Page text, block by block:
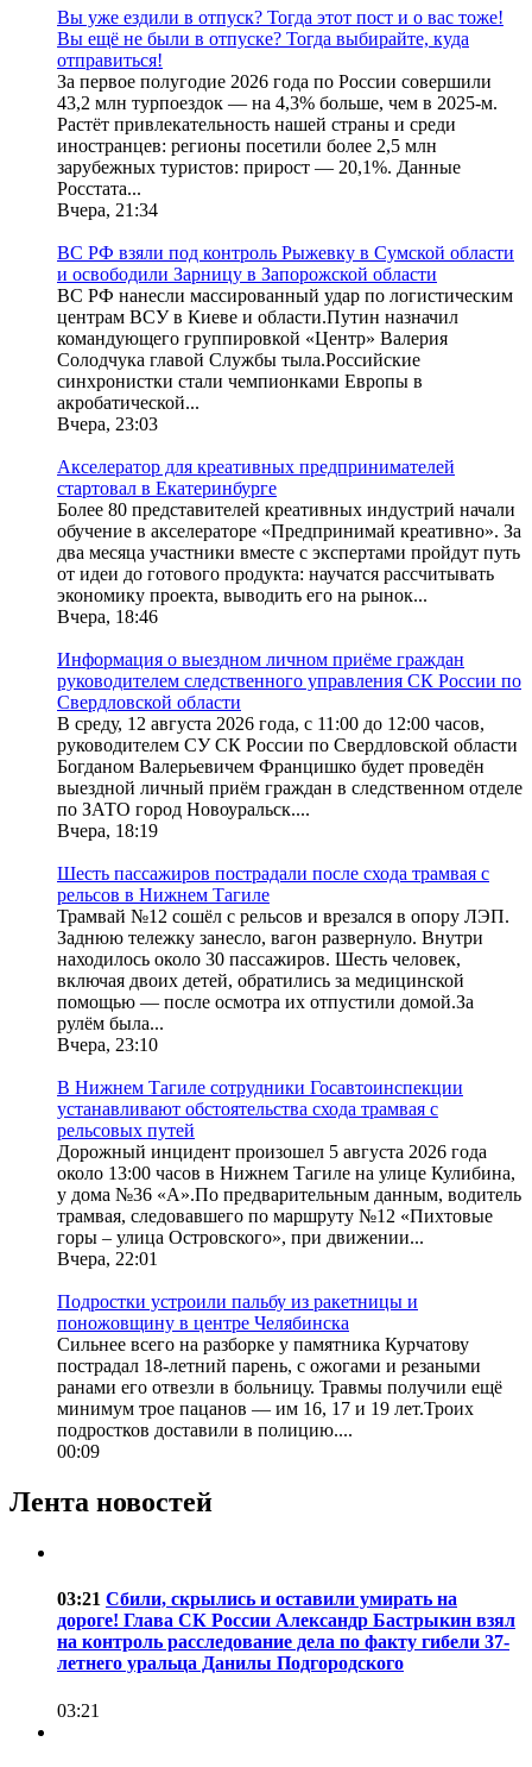
Вы уже ездили в отпуск? Тогда этот пост и о вас тоже!
Вы ещё не были в отпуске? Тогда выбирайте, куда
отправиться!
За первое полугодие 2026 года по России совершили
43,2 млн турпоездок — на 4,3% больше, чем в 2025-м.
Растёт привлекательность нашей страны и среди
иностранцев: регионы посетили более 2,5 млн
зарубежных туристов: прирост — 20,1%. Данные
Росстата...
Вчера, 21:34
ВС РФ взяли под контроль Рыжевку в Сумской области
и освободили Зарницу в Запорожской области
ВС РФ нанесли массированный удар по логистическим
центрам ВСУ в Киеве и области.Путин назначил
командующего группировкой «Центр» Валерия
Солодчука главой Службы тыла.Российские
синхронистки стали чемпионками Европы в
акробатической...
Вчера, 23:03
Акселератор для креативных предпринимателей
стартовал в Екатеринбурге
Более 80 представителей креативных индустрий начали
обучение в акселераторе «Предпринимай креативно». За
два месяца участники вместе с экспертами пройдут путь
от идеи до готового продукта: научатся рассчитывать
экономику проекта, выводить его на рынок...
Вчера, 18:46
Информация о выездном личном приёме граждан
руководителем следственного управления СК России по
Свердловской области
В среду, 12 августа 2026 года, с 11:00 до 12:00 часов,
руководителем СУ СК России по Свердловской области
Богданом Валерьевичем Францишко будет проведён
выездной личный приём граждан в следственном отделе
по ЗАТО город Новоуральск....
Вчера, 18:19
Шесть пассажиров пострадали после схода трамвая с
рельсов в Нижнем Тагиле
Трамвай №12 сошёл с рельсов и врезался в опору ЛЭП.
Заднюю тележку занесло, вагон развернуло. Внутри
находилось около 30 пассажиров. Шесть человек,
включая двоих детей, обратились за медицинской
помощью — после осмотра их отпустили домой.За
рулём была...
Вчера, 23:10
В Нижнем Тагиле сотрудники Госавтоинспекции
устанавливают обстоятельства схода трамвая с
рельсовых путей
Дорожный инцидент произошел 5 августа 2026 года
около 13:00 часов в Нижнем Тагиле на улице Кулибина,
у дома №36 «А».По предварительным данным, водитель
трамвая, следовавшего по маршруту №12 «Пихтовые
горы – улица Островского», при движении...
Вчера, 22:01
Подростки устроили пальбу из ракетницы и
поножовщину в центре Челябинска
Сильнее всего на разборке у памятника Курчатову
пострадал 18-летний парень, с ожогами и резаными
ранами его отвезли в больницу. Травмы получили ещё
минимум трое пацанов — им 16, 17 и 19 лет.Троих
подростков доставили в полицию....
00:09
Лента новостей
03:21 Сбили, скрылись и оставили умирать на
дороге! Глава СК России Александр Бастрыкин взял
на контроль расследование дела по факту гибели 37-
летнего уральца Данилы Подгородского
03:21